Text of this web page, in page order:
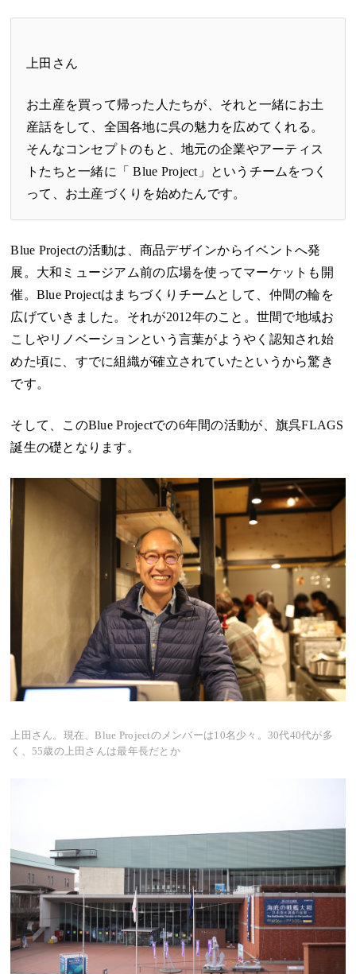
上田さん
お土産を買って帰った人たちが、それと一緒にお土
産話をして、全国各地に呉の魅力を広めてくれる。
そんなコンセプトのもと、地元の企業やアーティス
トたちと一緒に「Blue Project 」というチームをつく
って、お土産づくりを始めたんです。
Blue Projectの活動は、商品デザインからイベントへ発
展。大和ミュージアム前の広場を使ってマーケットも開
催。Blue Projectはまちづくりチームとして、仲間の輪を
広げていきました。それが2012年のこと。世間で地域お
こしやリノベーションという言葉がようやく認知され始
めた頃に、すでに組織が確立されていたというから驚き
です。
そして、このBlue Projectでの6年間の活動が、旗呉FLAGS
誕生の礎となります。
上田さん。現在、Blue Projectのメンバーは10名少々。30代40代が多
く、55歳の上田さんは最年長だとか